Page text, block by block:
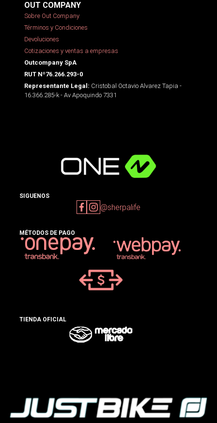
OUT COMPANY
Sobre Out Company
Términos y Condiciones
Devoluciones
Cotizaciones y ventas a empresas
Outcompany SpA
RUT Nº76.266.293-0
Representante Legal: Cristobal Octavio Alvarez Tapia -
16.366.285-k - Av Apoquindo 7331
SIGUENOS
@sherpalife
MÉTODOS DE PAGO
TIENDA OFICIAL